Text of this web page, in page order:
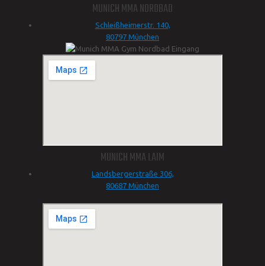
MUNICH MMA NORDBAD
Schleißheimerstr. 140,
80797 München
MUNICH MMA LAIM
Landsbergerstraße 306,
80687 München